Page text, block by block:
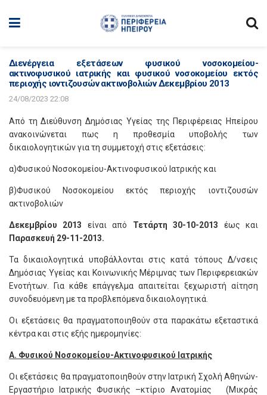
Διενέργεια εξετάσεων φυσικού νοσοκομείου-
ακτινοφυσικού ιατρικής και φυσικού νοσοκομείου εκτός
περιοχής ιοντιζουσών ακτινοβολιών Δεκεμβρίου 2013
24/08/2023 22:08
Από τη Διεύθυνση Δημόσιας Υγείας της Περιφέρειας Ηπείρου
ανακοινώνεται πως η προθεσμία υποβολής των
δικαιολογητικών για τη συμμετοχή στις εξετάσεις:
α)Φυσικού Νοσοκομείου-Ακτινοφυσικού Ιατρικής και
β)Φυσικού Νοσοκομείου εκτός περιοχής ιοντιζουσών
ακτινοβολιών
Δεκεμβρίου 2013 είναι από Τετάρτη 30-10-2013 έως και
Παρασκευή 29-11-2013.
Τα δικαιολογητικά υποβάλλονται στις κατά τόπους Δ/νσεις
Δημόσιας Υγείας και Κοινωνικής Μέριμνας των Περιφερειακών
Ενοτήτων. Για κάθε επάγγελμα απαιτείται ξεχωριστή αίτηση
συνοδευόμενη με τα προβλεπόμενα δικαιολογητικά.
Οι εξετάσεις θα πραγματοποιηθούν στα παρακάτω εξεταστικά
κέντρα και στις εξής ημερομηνίες:
Α. Φυσικού Νοσοκομείου-Ακτινοφυσικού Ιατρικής
Οι εξετάσεις θα πραγματοποιηθούν στην Ιατρική Σχολή Αθηνών-
Εργαστήριο Ιατρικής Φυσικής –κτίριο Ανατομίας (Μικράς